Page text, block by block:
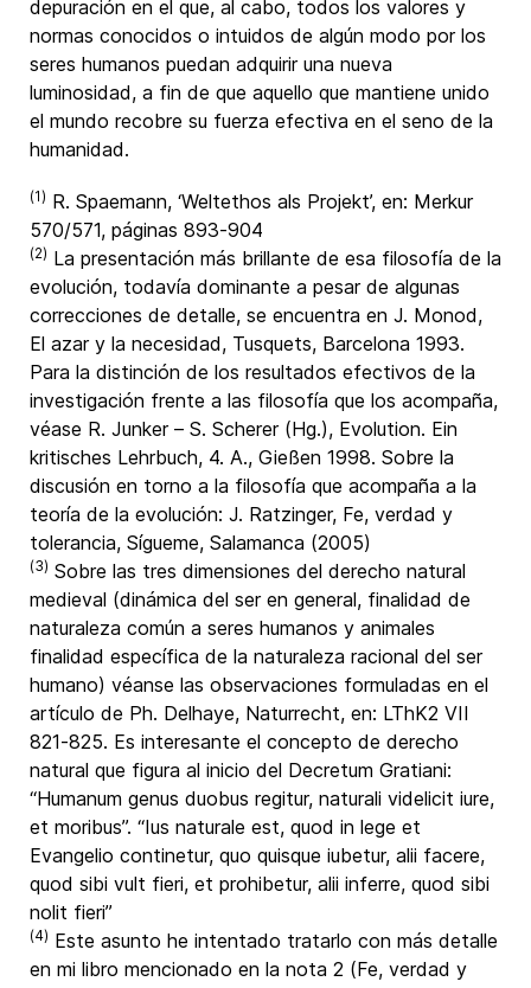
depuración en el que, al cabo, todos los valores y
normas conocidos o intuidos de algún modo por los
seres humanos puedan adquirir una nueva
luminosidad, a fin de que aquello que mantiene unido
el mundo recobre su fuerza efectiva en el seno de la
humanidad.
(1) R. Spaemann, ‘Weltethos als Projekt’, en: Merkur
570/571, páginas 893-904
(2) La presentación más brillante de esa filosofía de la
evolución, todavía dominante a pesar de algunas
correcciones de detalle, se encuentra en J. Monod,
El azar y la necesidad, Tusquets, Barcelona 1993.
Para la distinción de los resultados efectivos de la
investigación frente a las filosofía que los acompaña,
véase R. Junker – S. Scherer (Hg.), Evolution. Ein
kritisches Lehrbuch, 4. A., Gießen 1998. Sobre la
discusión en torno a la filosofía que acompaña a la
teoría de la evolución: J. Ratzinger, Fe, verdad y
tolerancia, Sígueme, Salamanca (2005)
(3) Sobre las tres dimensiones del derecho natural
medieval (dinámica del ser en general, finalidad de
naturaleza común a seres humanos y animales
finalidad específica de la naturaleza racional del ser
humano) véanse las observaciones formuladas en el
artículo de Ph. Delhaye, Naturrecht, en: LThK2 VII
821-825. Es interesante el concepto de derecho
natural que figura al inicio del Decretum Gratiani:
“Humanum genus duobus regitur, naturali videlicit iure,
et moribus”. “Ius naturale est, quod in lege et
Evangelio continetur, quo quisque iubetur, alii facere,
quod sibi vult fieri, et prohibetur, alii inferre, quod sibi
nolit fieri”
(4) Este asunto he intentado tratarlo con más detalle
en mi libro mencionado en la nota 2 (Fe, verdad y